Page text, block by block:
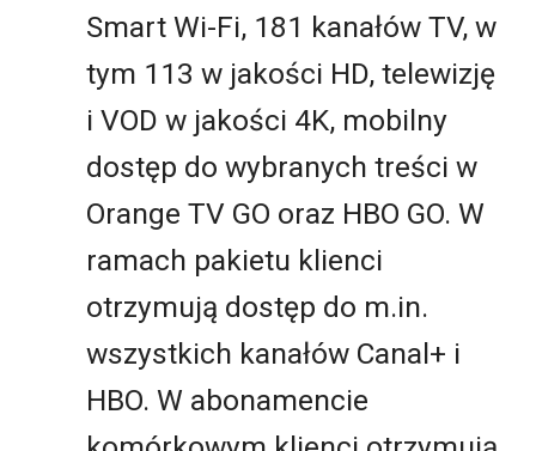
Smart Wi-Fi, 181 kanałów TV, w
tym 113 w jakości HD, telewizję
i VOD w jakości 4K, mobilny
dostęp do wybranych treści w
Orange TV GO oraz HBO GO. W
ramach pakietu klienci
otrzymują dostęp do m.in.
wszystkich kanałów Canal+ i
HBO. W abonamencie